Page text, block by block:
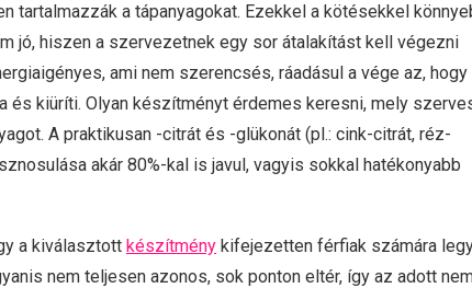
tartalmazzák a tápanyagokat. Ezekkel a kötésekkel
jó, hiszen a szervezetnek egy sor átalakítást kell végezni
ami nem szerencsés, ráadásul a vége az, hogy
kiüríti. Olyan készítményt érdemes keresni, mely
A praktikusan -citrát és -glükonát (pl.: cink-citrát, réz-
akár 80%-kal is javul, vagyis sokkal hatékonyabb
a kiválasztott készítmény kifejezetten férfiak számára
nem teljesen azonos, sok ponton eltér, így az adott